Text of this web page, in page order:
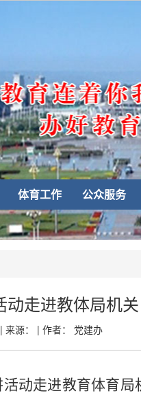
体育工作 公众服务
动走进教体局机关
来源： | 作者： 党建办
动走进教育体育